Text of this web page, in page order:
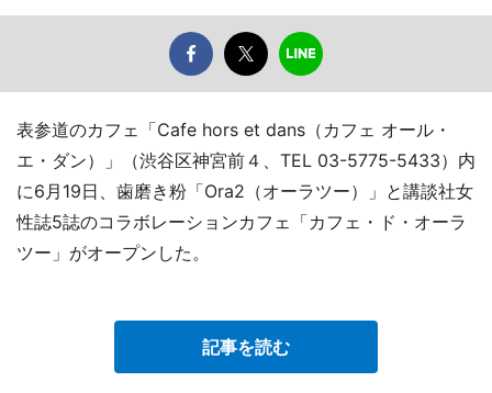
表参道のカフェ「Cafe hors et dans（カフェ オール・
エ・ダン）」（渋谷区神宮前４、TEL 03-5775-5433）内
に6月19日、歯磨き粉「Ora2（オーラツー）」と講談社女
性誌5誌のコラボレーションカフェ「カフェ・ド・オーラ
ツー」がオープンした。
記事を読む